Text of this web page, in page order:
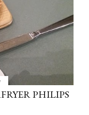
PHILIPS